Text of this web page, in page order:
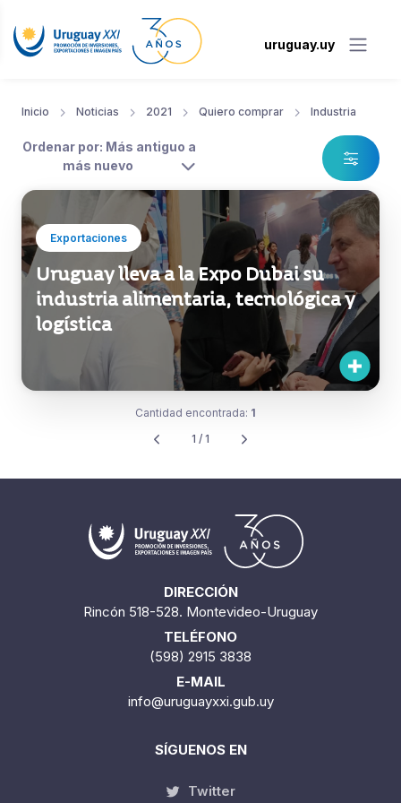
uruguay.uy
Inicio Noticias 2021 Quiero comprar Industria
Ordenar por: Más antiguo a
más nuevo
Exportaciones
Uruguay lleva a la Expo Dubai su
industria alimentaria, tecnológica y
logística
Cantidad encontrada: 1
1 / 1
DIRECCIÓN
Rincón 518-528. Montevideo-Uruguay
TELÉFONO
(598) 2915 3838
E-MAIL
info@uruguayxxi.gub.uy
SÍGUENOS EN
Twitter